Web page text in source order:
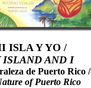
ISLA Y YO /
ISLAND AND I
de Puerto Rico /
of Puerto Rico